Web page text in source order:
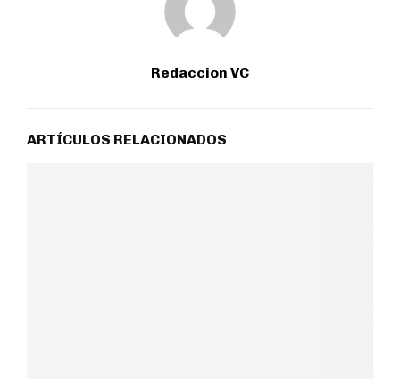
Redaccion VC
ARTÍCULOS RELACIONADOS